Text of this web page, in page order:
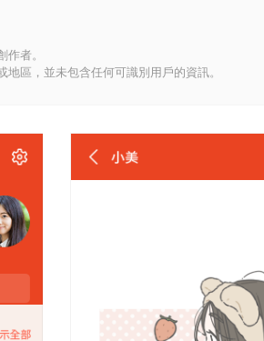
者。
區，並未包含任何可識別用戶的資訊。